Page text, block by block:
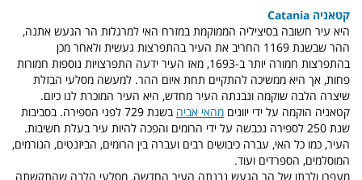
קטאניה Catania
היא עיר חשובה בסיציליה הממוקמת במזרח האי למרגלות הר הגעש אתנה,
ההר שבשנת 1169 החריב את העיר בהתפרצות געשית ולאחר מכן
בהתפרצות חמורה יותר ב-1693, מאז העיר ידעה התפרצויות נוספות חמורות
פחות, אך היא ממשיכה להתקיים תחת איום ההר. למעשה מסלעי הבזלת
שיצרה הלבה שוקמה ונבנתה העיר מחדש, היא העיר המוכרת לנו כיום.
קטאניה הוקמה על ידי יוונים מהאי אביה
בשנת 729 לפני הספירה. בסביבות
שנת 250 לספירה נכבשה על ידי הרומים והפכה להיות עיר בעלת חשיבות.
העיר, כמו כל האי, עברה כיבושים רבים ועברה בין הרומים, הביזנטים, הנורמים,
המוסלמים, הספרדים ועוד.
מעפרו ולבתו של הר הגעש נבנתה העיר החדשה, מסלעי הלבה שהתקשתה